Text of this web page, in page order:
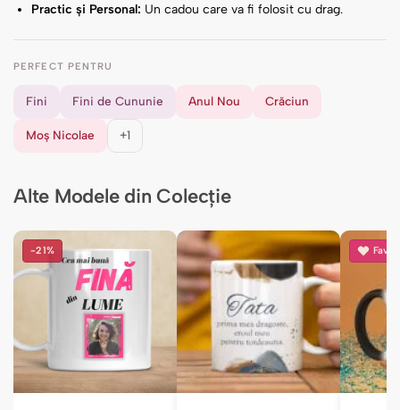
Practic și Personal: Un cadou care va fi folosit cu drag.
PERFECT PENTRU
Fini Fini de Cununie Anul Nou Crăciun
Moș Nicolae +1
Alte Modele din Colecție
-21%